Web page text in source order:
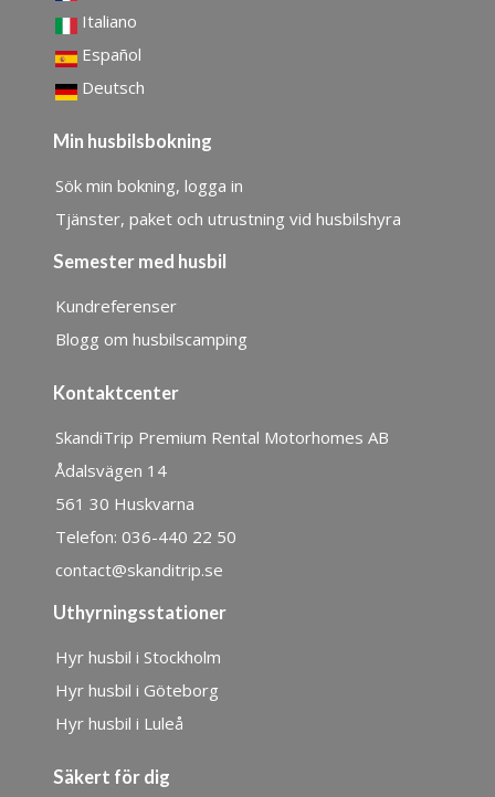
Italiano
Español
Deutsch
Min husbilsbokning
Sök min bokning, logga in
Tjänster, paket och utrustning vid husbilshyra
Semester med husbil
Kundreferenser
Blogg om husbilscamping
Kontaktcenter
SkandiTrip Premium Rental Motorhomes AB
Ådalsvägen 14
561 30 Huskvarna
Telefon: 036-440 22 50
contact@skanditrip.se
Uthyrningsstationer
Hyr husbil i Stockholm
Hyr husbil i Göteborg
Hyr husbil i Luleå
Säkert för dig